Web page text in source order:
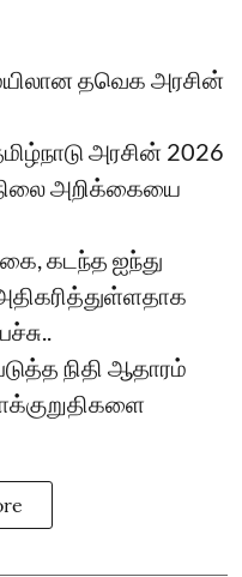
தவெக அரசின்
அரசின் 2026
அறிக்கையை
கடந்த ஐந்து
நிதி ஆதாரம்